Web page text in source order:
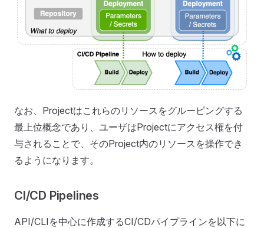
なお、Projectはこれらのリソースをグルーピングする
最上位概念であり、ユーザはProjectにアクセス権を付
与されることで、そのProject内のリソースを操作でき
るようになります。
CI/CD Pipelines
API/CLIを中心に作成するCI/CDパイプラインを以下に